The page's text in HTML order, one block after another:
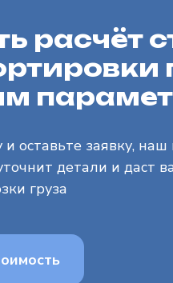
расчёт
оставьте заявку,
детали и даст
груза